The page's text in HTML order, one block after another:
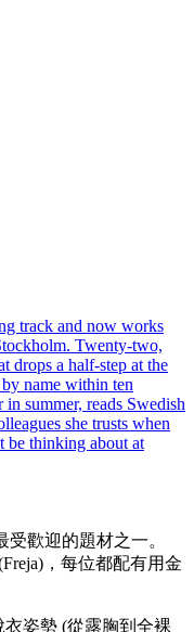
track and now works
Twenty-two,
drops a half-step at the
name within ten
summer, reads Swedish
she trusts when
be thinking about at
受歡迎的題材之一。
，每位都配有用金
衣姿勢 (從露胸到全裸